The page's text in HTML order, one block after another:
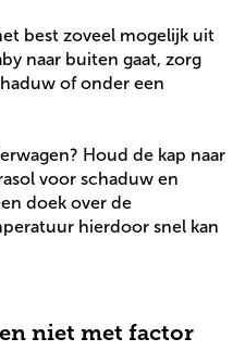
best zoveel mogelijk uit
naar buiten gaat, zorg
of onder een
Houd de kap naar
voor schaduw en
doek over de
hierdoor snel kan
niet met factor